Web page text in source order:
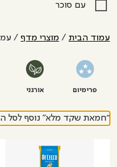
עם סוכר
עמוד הבית / מוצרי מדף /
פרימיום אורגני
“חמאת שקד מלא” נוסף לסל